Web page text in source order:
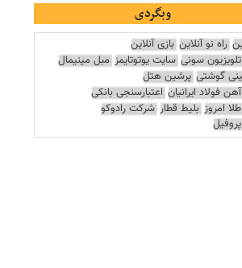
وبگردی
راه نو آنلاین بازی آنلاین
سونی سایت یوتوتایمز مبل مینیمال
گوشتی پرشین هتل
فولاد ایرانیان اعتبارسنجی بانکی
امروز بلیط قطار شرکت رادوکو